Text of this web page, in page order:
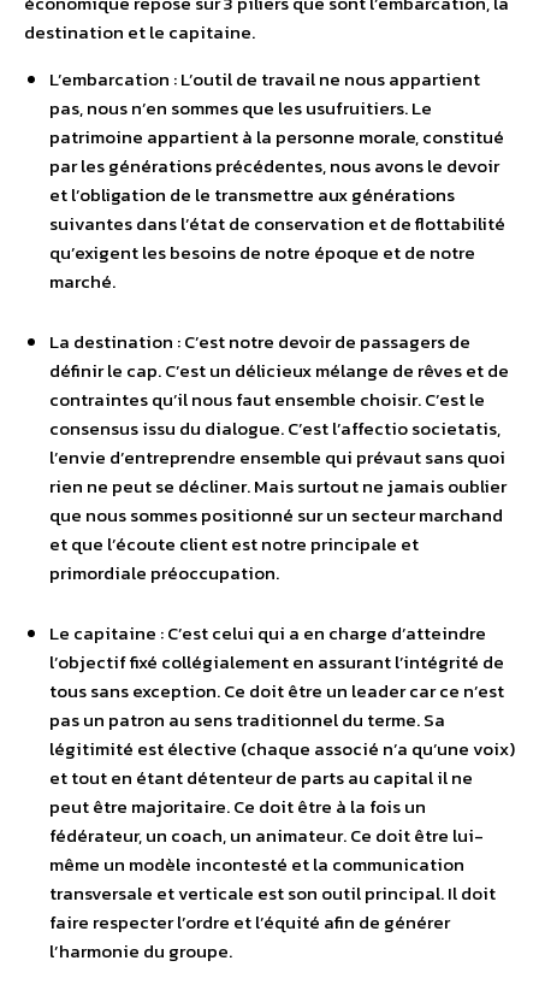
destination et le capitaine.
L’embarcation : L’outil de travail ne nous appartient
pas, nous n’en sommes que les usufruitiers. Le
patrimoine appartient à la personne morale, constitué
par les générations précédentes, nous avons le devoir
et l’obligation de le transmettre aux générations
suivantes dans l’état de conservation et de flottabilité
qu’exigent les besoins de notre époque et de notre
marché.
La destination : C’est notre devoir de passagers de
définir le cap. C’est un délicieux mélange de rêves et de
contraintes qu’il nous faut ensemble choisir. C’est le
consensus issu du dialogue. C’est l’affectio societatis,
l’envie d’entreprendre ensemble qui prévaut sans quoi
rien ne peut se décliner. Mais surtout ne jamais oublier
que nous sommes positionné sur un secteur marchand
et que l’écoute client est notre principale et
primordiale préoccupation.
Le capitaine : C’est celui qui a en charge d’atteindre
l’objectif fixé collégialement en assurant l’intégrité de
tous sans exception. Ce doit être un leader car ce n’est
pas un patron au sens traditionnel du terme. Sa
légitimité est élective (chaque associé n’a qu’une voix)
et tout en étant détenteur de parts au capital il ne
peut être majoritaire. Ce doit être à la fois un
fédérateur, un coach, un animateur. Ce doit être lui-
même un modèle incontesté et la communication
transversale et verticale est son outil principal. Il doit
faire respecter l’ordre et l’équité afin de générer
l’harmonie du groupe.